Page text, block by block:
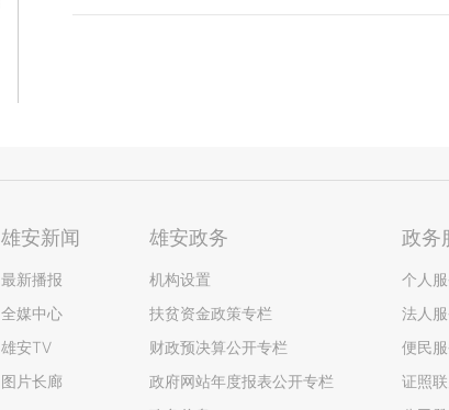
雄安新闻
最新播报
全媒中心
雄安TV
图片长廊
雄安政务
机构设置
扶贫资金政策专栏
财政预决算公开专栏
政府网站年度报表公开专栏
政务
个人
法人
便民
证照